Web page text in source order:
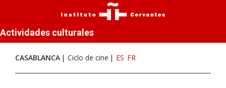
Actividades culturales
CASABLANCA Ciclo de cine ES FR